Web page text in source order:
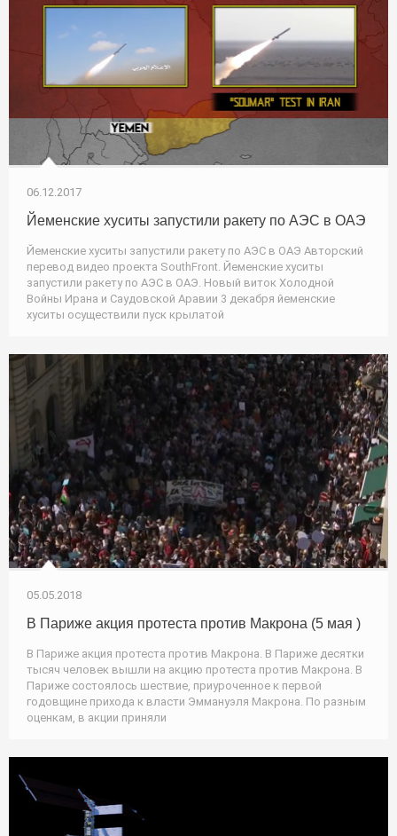
06.12.2017
Йеменские хуситы запустили ракету по АЭС в ОАЭ
Йеменские хуситы запустили ракету по АЭС в ОАЭ Авторский
перевод видео проекта SouthFront. Йеменские хуситы
запустили ракету по АЭС в ОАЭ. Новый виток Холодной
Войны Ирана и Саудовской Аравии 3 декабря йеменские
хуситы осуществили пуск крылатой
05.05.2018
В Париже акция протеста против Макрона (5 мая )
В Париже акция протеста против Макрона. В Париже десятки
тысяч человек вышли на акцию протеста против Макрона. В
Париже состоялось шествие, приуроченное к первой
годовщине прихода к власти Эммануэля Макрона. По разным
оценкам, в акции приняли